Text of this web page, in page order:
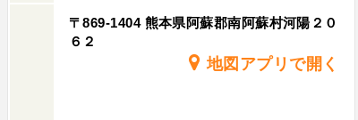
〒869-1404 熊本県阿蘇郡南阿蘇村河陽２０
６２
地図アプリで開く